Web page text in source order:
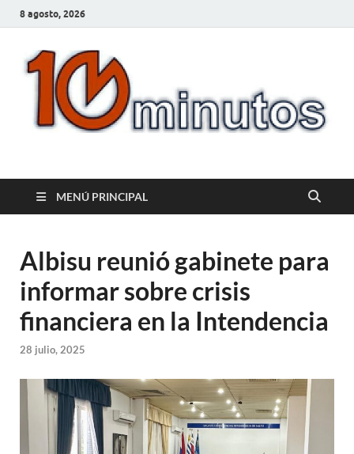
8 agosto, 2026
10minutos.com.uy
MENÚ PRINCIPAL
Albisu reunió gabinete para
informar sobre crisis
financiera en la Intendencia
28 julio, 2025